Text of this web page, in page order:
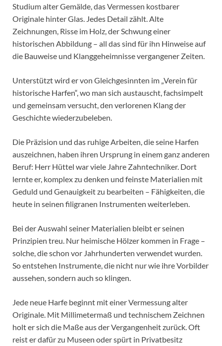
Studium alter Gemälde, das Vermessen kostbarer
Originale hinter Glas. Jedes Detail zählt. Alte
Zeichnungen, Risse im Holz, der Schwung einer
historischen Abbildung – all das sind für ihn Hinweise auf
die Bauweise und Klanggeheimnisse vergangener Zeiten.
Unterstützt wird er von Gleichgesinnten im „Verein für
historische Harfen“, wo man sich austauscht, fachsimpelt
und gemeinsam versucht, den verlorenen Klang der
Geschichte wiederzubeleben.
Die Präzision und das ruhige Arbeiten, die seine Harfen
auszeichnen, haben ihren Ursprung in einem ganz anderen
Beruf: Herr Hüttel war viele Jahre Zahntechniker. Dort
lernte er, komplex zu denken und feinste Materialien mit
Geduld und Genauigkeit zu bearbeiten – Fähigkeiten, die
heute in seinen filigranen Instrumenten weiterleben.
Bei der Auswahl seiner Materialien bleibt er seinen
Prinzipien treu. Nur heimische Hölzer kommen in Frage –
solche, die schon vor Jahrhunderten verwendet wurden.
So entstehen Instrumente, die nicht nur wie ihre Vorbilder
aussehen, sondern auch so klingen.
Jede neue Harfe beginnt mit einer Vermessung alter
Originale. Mit Millimetermaß und technischem Zeichnen
holt er sich die Maße aus der Vergangenheit zurück. Oft
reist er dafür zu Museen oder spürt in Privatbesitz